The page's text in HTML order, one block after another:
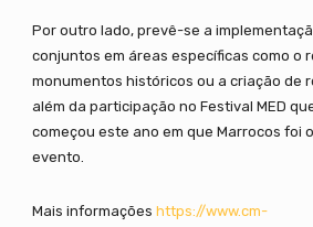
Por outro lado, prevê-se a
conjuntos em áreas específicas como o
monumentos históricos ou a criação de
além da participação no Festival MED
começou este ano em que Marrocos foi
evento.
Mais informações https://www.cm-